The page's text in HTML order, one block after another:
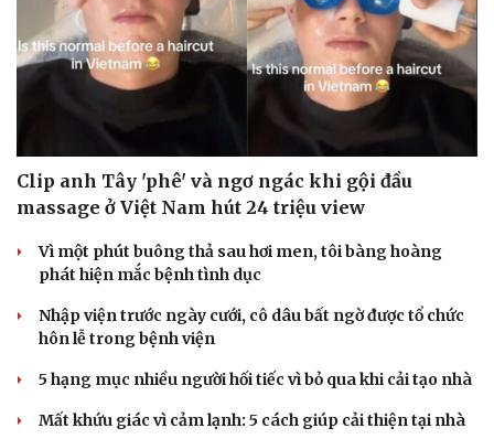
Sân khấu - Điện ảnh
Âm nhạc
Nghệ sĩ
Sao Việt
Clip anh Tây 'phê' và ngơ ngác khi gội đầu
massage ở Việt Nam hút 24 triệu view
Vì một phút buông thả sau hơi men, tôi bàng hoàng
phát hiện mắc bệnh tình dục
Nhập viện trước ngày cưới, cô dâu bất ngờ được tổ chức
hôn lễ trong bệnh viện
5 hạng mục nhiều người hối tiếc vì bỏ qua khi cải tạo nhà
Mất khứu giác vì cảm lạnh: 5 cách giúp cải thiện tại nhà